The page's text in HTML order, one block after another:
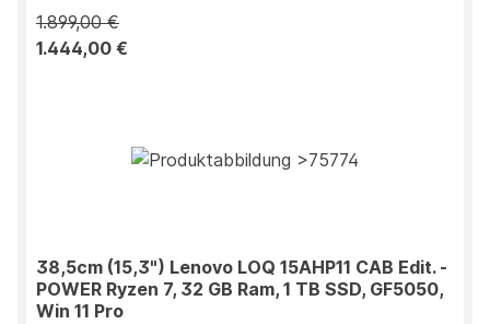
1.899,00 €
1.444,00 €
38,5cm (15,3") Lenovo LOQ 15AHP11 CAB Edit. -
POWER Ryzen 7, 32 GB Ram, 1 TB SSD, GF5050,
Win 11 Pro